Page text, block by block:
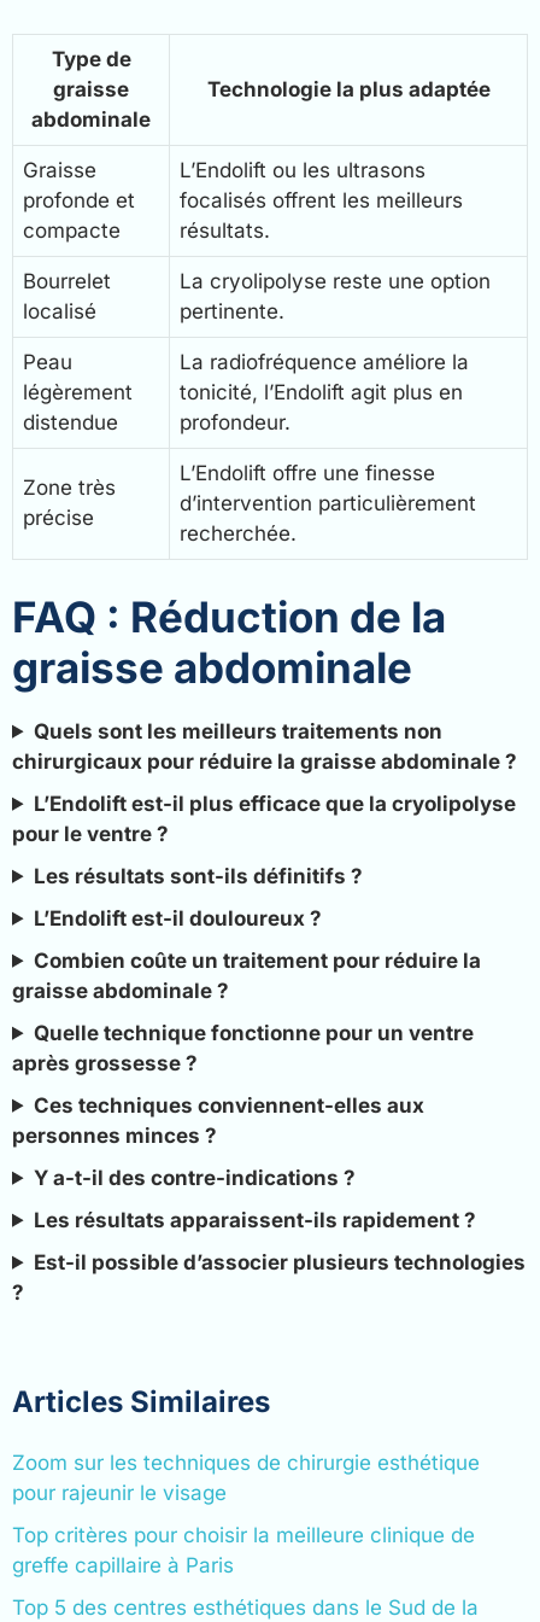
Type de
graisse
abdominale
Technologie la plus adaptée
Graisse
profonde et
compacte
L’Endolift ou les ultrasons
focalisés offrent les meilleurs
résultats.
Bourrelet
localisé
La cryolipolyse reste une option
pertinente.
Peau
légèrement
distendue
La radiofréquence améliore la
tonicité, l’Endolift agit plus en
profondeur.
Zone très
précise
L’Endolift offre une finesse
d’intervention particulièrement
recherchée.
FAQ : Réduction de la
graisse abdominale
Quels sont les meilleurs traitements non
chirurgicaux pour réduire la graisse abdominale ?
L’Endolift est-il plus efficace que la cryolipolyse
pour le ventre ?
Les résultats sont-ils définitifs ?
L’Endolift est-il douloureux ?
Combien coûte un traitement pour réduire la
graisse abdominale ?
Quelle technique fonctionne pour un ventre
après grossesse ?
Ces techniques conviennent-elles aux
personnes minces ?
Y a-t-il des contre-indications ?
Les résultats apparaissent-ils rapidement ?
Est-il possible d’associer plusieurs technologies
?
Articles Similaires
Zoom sur les techniques de chirurgie esthétique
pour rajeunir le visage
Top critères pour choisir la meilleure clinique de
greffe capillaire à Paris
Top 5 des centres esthétiques dans le Sud de la